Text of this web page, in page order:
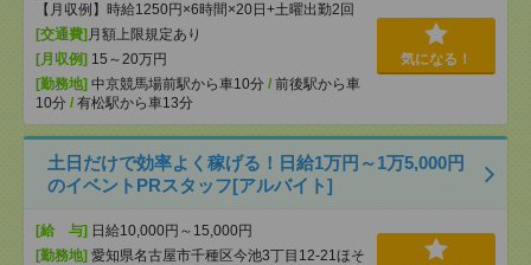
【月収例】時給1250円×6時間×20日+土曜出勤2回
[交通費] 月額上限規定あり
[月収例] 15～20万円
[勤務地] 中京競馬場前駅から車10分 / 前後駅から車
10分 / 有松駅から車13分
気になる！
土日だけで効率よく稼げる！日給1万円～1万5,000円
のイベントPRスタッフ[アルバイト]
[給 与] 日給10,000円～15,000円
[勤務地] 愛知県名古屋市千種区今池3丁目12-21ほそ